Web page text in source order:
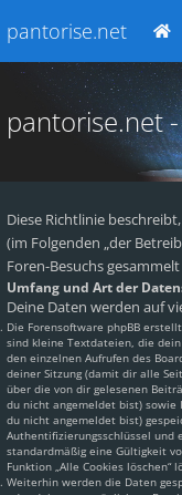
pantorise.net
pantorise.net
Diese Richtlinie
(im Folgenden „der
Foren-Besuchs
Umfang und Art der
Deine Daten werden auf
Die Forensoftware phpBB
sind kleine Textdateien, die
den einzelnen Aufrufen des
deiner Sitzung (damit dir alle
über die von dir gelesenen
du nicht angemeldet bist) sowie
du nicht angemeldet bist)
Authentifizierungsschlüssel und
standardmäßig eine Gültigkeit
Funktion „Alle Cookies löschen“
Weiterhin werden die Daten